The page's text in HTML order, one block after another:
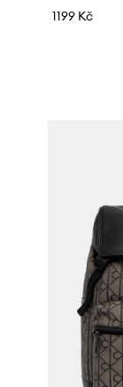
1199 Kč